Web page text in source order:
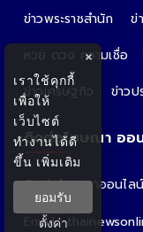
ข่าวพระราชสำนัก ข่
หวย ดวง ความเชื่อ
ข่าวเศรษฐกิจ
ข่าว
ติดต่อโฆษณา ออ
ติดต่อโฆษณาออนไลน์
คุณอ้อ
Email :
×
เราใช้คุกกี้
เพื่อให้
เว็บไซต์
ทำงานได้ดี
ขึ้น เพิ่มเติม
ยอมรับ
ตั้งค่า